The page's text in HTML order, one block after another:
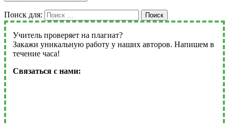
Поиск для: Поиск
Учитель проверяет на плагиат?
Закажи уникальную работу у наших авторов. Напишем в
течение часа!
Связаться с нами: